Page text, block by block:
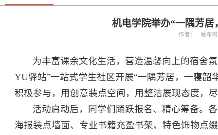
机电学院举办“一隅芳
作者： 发布
为丰富课余文化生活，营造温馨向上的宿舍
YU驿站”一站式学生社区开展“一隅芳居，一寝
积极参与，用创意装点空间，用整洁展现态度，
活动启动后，同学们踊跃报名、精心筹备。
海报装点墙面、专业书籍充盈书架、特色饰物点